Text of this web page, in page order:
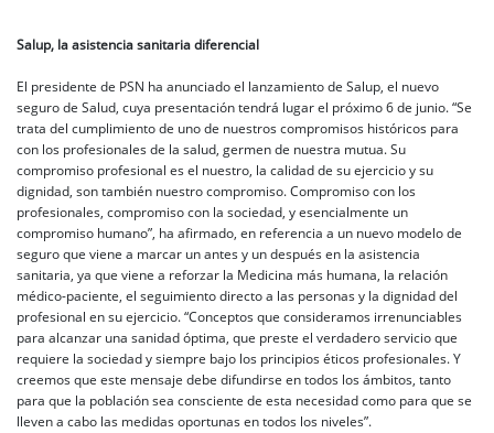
Salup, la asistencia sanitaria diferencial
El presidente de PSN ha anunciado el lanzamiento de Salup, el nuevo
seguro de Salud, cuya presentación tendrá lugar el próximo 6 de junio. “Se
trata del cumplimiento de uno de nuestros compromisos históricos para
con los profesionales de la salud, germen de nuestra mutua. Su
compromiso profesional es el nuestro, la calidad de su ejercicio y su
dignidad, son también nuestro compromiso. Compromiso con los
profesionales, compromiso con la sociedad, y esencialmente un
compromiso humano”, ha afirmado, en referencia a un nuevo modelo de
seguro que viene a marcar un antes y un después en la asistencia
sanitaria, ya que viene a reforzar la Medicina más humana, la relación
médico-paciente, el seguimiento directo a las personas y la dignidad del
profesional en su ejercicio. “Conceptos que consideramos irrenunciables
para alcanzar una sanidad óptima, que preste el verdadero servicio que
requiere la sociedad y siempre bajo los principios éticos profesionales. Y
creemos que este mensaje debe difundirse en todos los ámbitos, tanto
para que la población sea consciente de esta necesidad como para que se
lleven a cabo las medidas oportunas en todos los niveles”.